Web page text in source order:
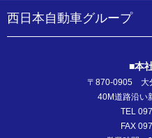
西日本自動車グループ
■本
〒870-0905 大
40M道路沿い
TEL
FAX